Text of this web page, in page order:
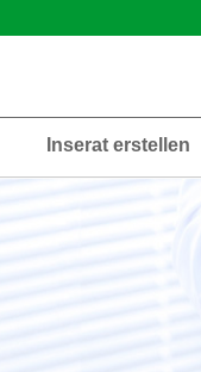
Inserat erstellen